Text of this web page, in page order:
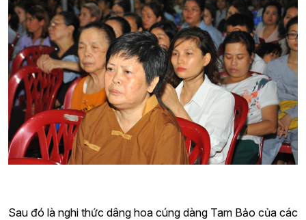
Sau đó là nghi thức dâng hoa cúng dàng Tam Bảo của các